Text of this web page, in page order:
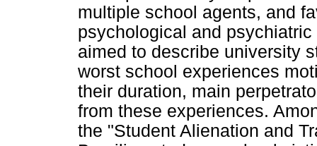
multiple school agents, and
psychological and
aimed to describe university
worst school experiences
their duration, main
from these experiences.
the "Student Alienation and